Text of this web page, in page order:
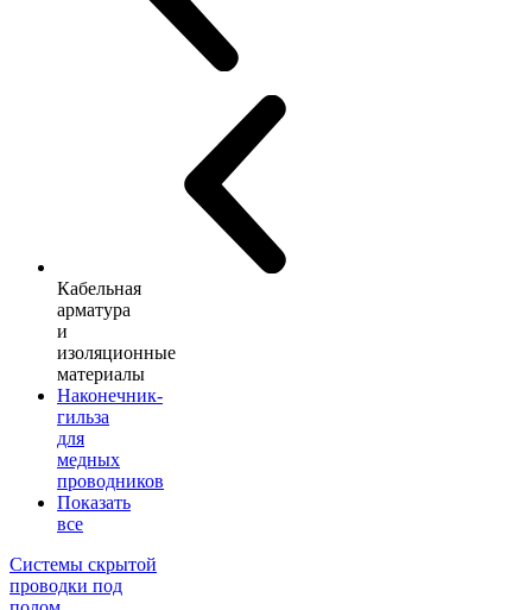
Кабельная
арматура
и
изоляционные
материалы
Наконечник-
гильза
для
медных
проводников
Показать
все
Системы скрытой
проводки под